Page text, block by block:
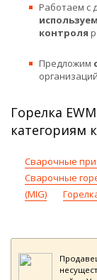
Работаем с
контроля
Предложим
Горелка
категориям
Сварочные
Сварочные
(MIG)